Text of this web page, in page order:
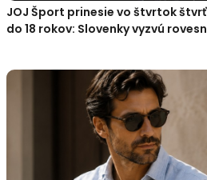
JOJ Šport prinesie vo štvrtok
do 18 rokov: Slovenky vyzvú